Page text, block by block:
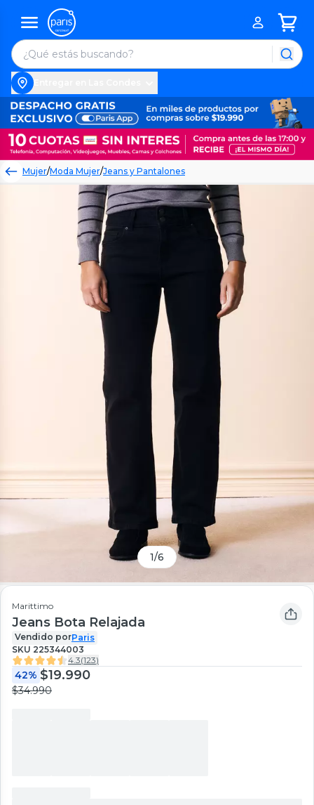
Mujer/Moda Mujer/Jeans y Pantalones
1/6
Marittimo
Jeans Bota Relajada
Vendido porParis
SKU 225344003
4.3(123)
42% $19.990
$34.990